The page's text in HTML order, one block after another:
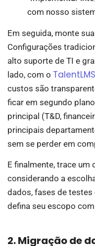
com nosso
Em seguida, monte
Configurações
alto suporte de TI e
lado, com o TalentLMS
custos são
ficar em segundo
principal (T&D,
principais
sem se perder em
E finalmente, trace um
considerando a
dados, fases de
defina seu escopo
2. Migração de